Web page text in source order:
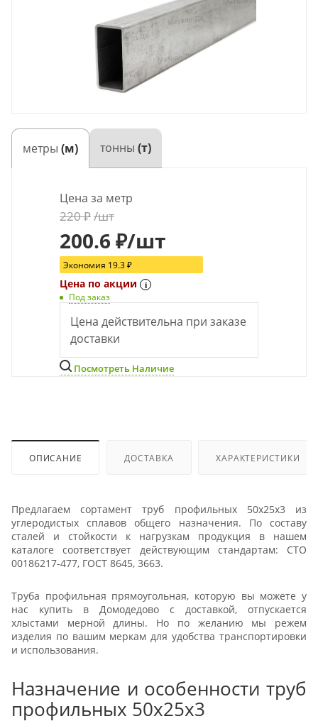
метры (м) тонны (т)
Цена за метр
220₽/шт
200.6 ₽/шт
Экономия 19.3₽
Цена по акции i
Под заказ
Цена действительна при заказе
доставки
Посмотреть Наличие
ОПИСАНИЕ ДОСТАВКА ХАРАКТЕРИСТИКИ
Предлагаем сортамент труб профильных 50х25х3 из
углеродистых сплавов общего назначения. По составу
сталей и стойкости к нагрузкам продукция в нашем
каталоге соответствует действующим стандартам: СТО
00186217-477, ГОСТ 8645, 3663.
Труба профильная прямоугольная, которую вы можете у
нас купить в Домодедово с доставкой, отпускается
хлыстами мерной длины. Но по желанию мы режем
изделия по вашим меркам для удобства транспортировки
и использования.
Назначение и особенности труб
профильных 50х25х3